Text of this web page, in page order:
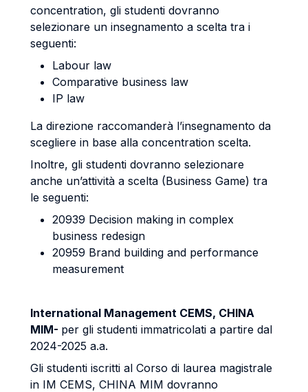
concentration, gli studenti dovranno
selezionare un insegnamento a scelta tra i
seguenti:
Labour law
Comparative business law
IP law
La direzione raccomanderà l’insegnamento da
scegliere in base alla concentration scelta.
Inoltre, gli studenti dovranno selezionare
anche un’attività a scelta (Business Game) tra
le seguenti:
20939 Decision making in complex
business redesign
20959 Brand building and performance
measurement
International Management CEMS, CHINA
MIM- per gli studenti immatricolati a partire dal
2024-2025 a.a.
Gli studenti iscritti al Corso di laurea magistrale
in IM CEMS, CHINA MIM dovranno